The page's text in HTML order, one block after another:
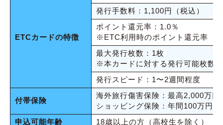
ETCカードの特徴
発行手数料：1,100円（税込）
ポイント還元率：1.0％
※ETC利用時のポイント還元率
最大発行枚数：1枚
※本カードに対する発行可能枚数
発行スピード：1〜2週間程度
付帯保険
海外旅行傷害保険：最高2,000万円
ショッピング保険：年間100万円
申込可能年齢
18歳以上の方（高校生を除く）